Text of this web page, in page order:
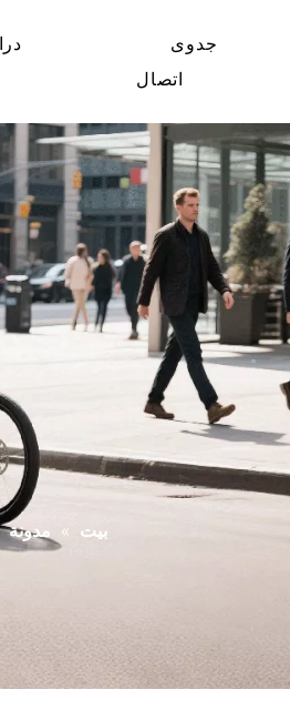
جدوى
اتصال
بيت » مدونة